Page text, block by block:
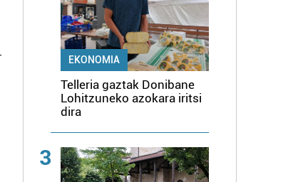
EKONOMIA
Telleria gaztak Donibane
Lohitzuneko azokara iritsi
dira
3